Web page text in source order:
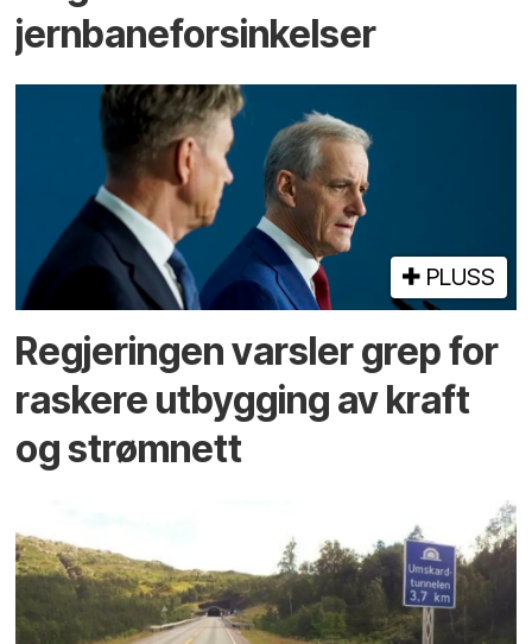
jernbaneforsinkelser
PLUSS
Regjeringen varsler grep for
raskere utbygging av kraft
og strømnett